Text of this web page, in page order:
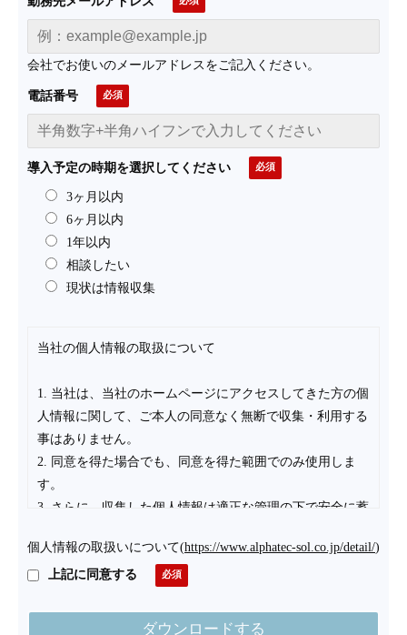
会社でお使いのメールアドレスをご記入ください。
電話番号
導入予定の時期を選択してください
3ヶ月以内
6ヶ月以内
1年以内
相談したい
現状は情報収集
当社の個人情報の取扱について
1. 当社は、当社のホームページにアクセスしてきた方の個
人情報に関して、ご本人の同意なく無断で収集・利用する
事はありません。
2. 同意を得た場合でも、同意を得た範囲でのみ使用しま
す。
3. さらに、収集した個人情報は適正な管理の下で安全に蓄
個人情報の利用目的について
お客様の個人情報は下記の目的に使用させていただきま
個人情報の取扱いについて(https://www.alphatec-sol.co.jp/detail/)
上記に同意する